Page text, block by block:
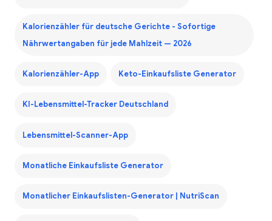
Kalorienzähler für deutsche Gerichte - Sofortige
Nährwertangaben für jede Mahlzeit — 2026
Kalorienzähler-App Keto-Einkaufsliste Generator
KI-Lebensmittel-Tracker Deutschland
Lebensmittel-Scanner-App
Monatliche Einkaufsliste Generator
Monatlicher Einkaufslisten-Generator | NutriScan